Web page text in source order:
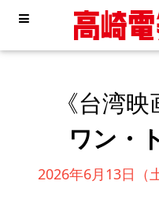
《台湾
ワン・
2026年6月13日（